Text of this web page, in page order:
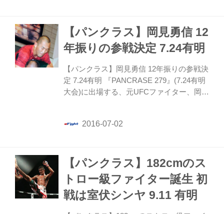
選手によるワンデートーナメントを実施。
優勝選手にはパンクラスとの複数試合契約
が与えられる。
【パンクラス】岡見勇信 12
年振りの参戦決定 7.24有明
【パンクラス】岡見勇信 12年振りの参戦決
定 7.24有明 『PANCRASE 279』(7.24有明
大会)に出場する、元UFCファイター、岡見
なる。
【パンクラス】182cmのス
トロー級ファイター誕生 初
戦は室伏シンヤ 9.11 有明